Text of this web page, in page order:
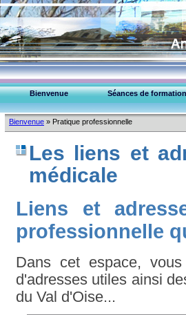
Bienvenue » Pratique professionnelle
Les liens et
médicale
Liens et
professionnelle
Dans cet espace,
d'adresses utiles ainsi
du Val d'Oise...
Bienvenue Séances de formation